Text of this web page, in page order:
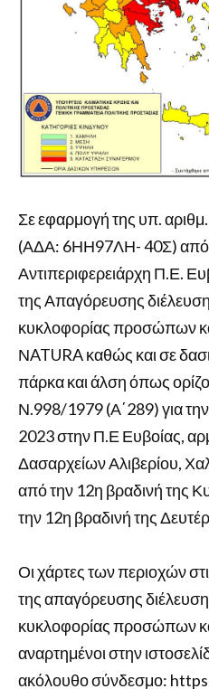
Σε εφαρμογή της υπ.
(ΑΔΑ: 6ΗΗ97ΛΗ- 40Σ)
Αντιπεριφερειάρχη Π.Ε.
της Απαγόρευσης
κυκλοφορίας προσώπων
ΝATURA καθώς και σε
πάρκα και άλση όπως
Ν.998/1979 (Α΄289) για
2023 στην Π.Ε Ευβοίας,
Δασαρχείων Αλιβερίου,
από την 12η βραδινή της
την 12η βραδινή της
Οι χάρτες των περιοχών
της απαγόρευσης
κυκλοφορίας προσώπων
αναρτημένοι στην
ακόλουθο σύνδεσμο: